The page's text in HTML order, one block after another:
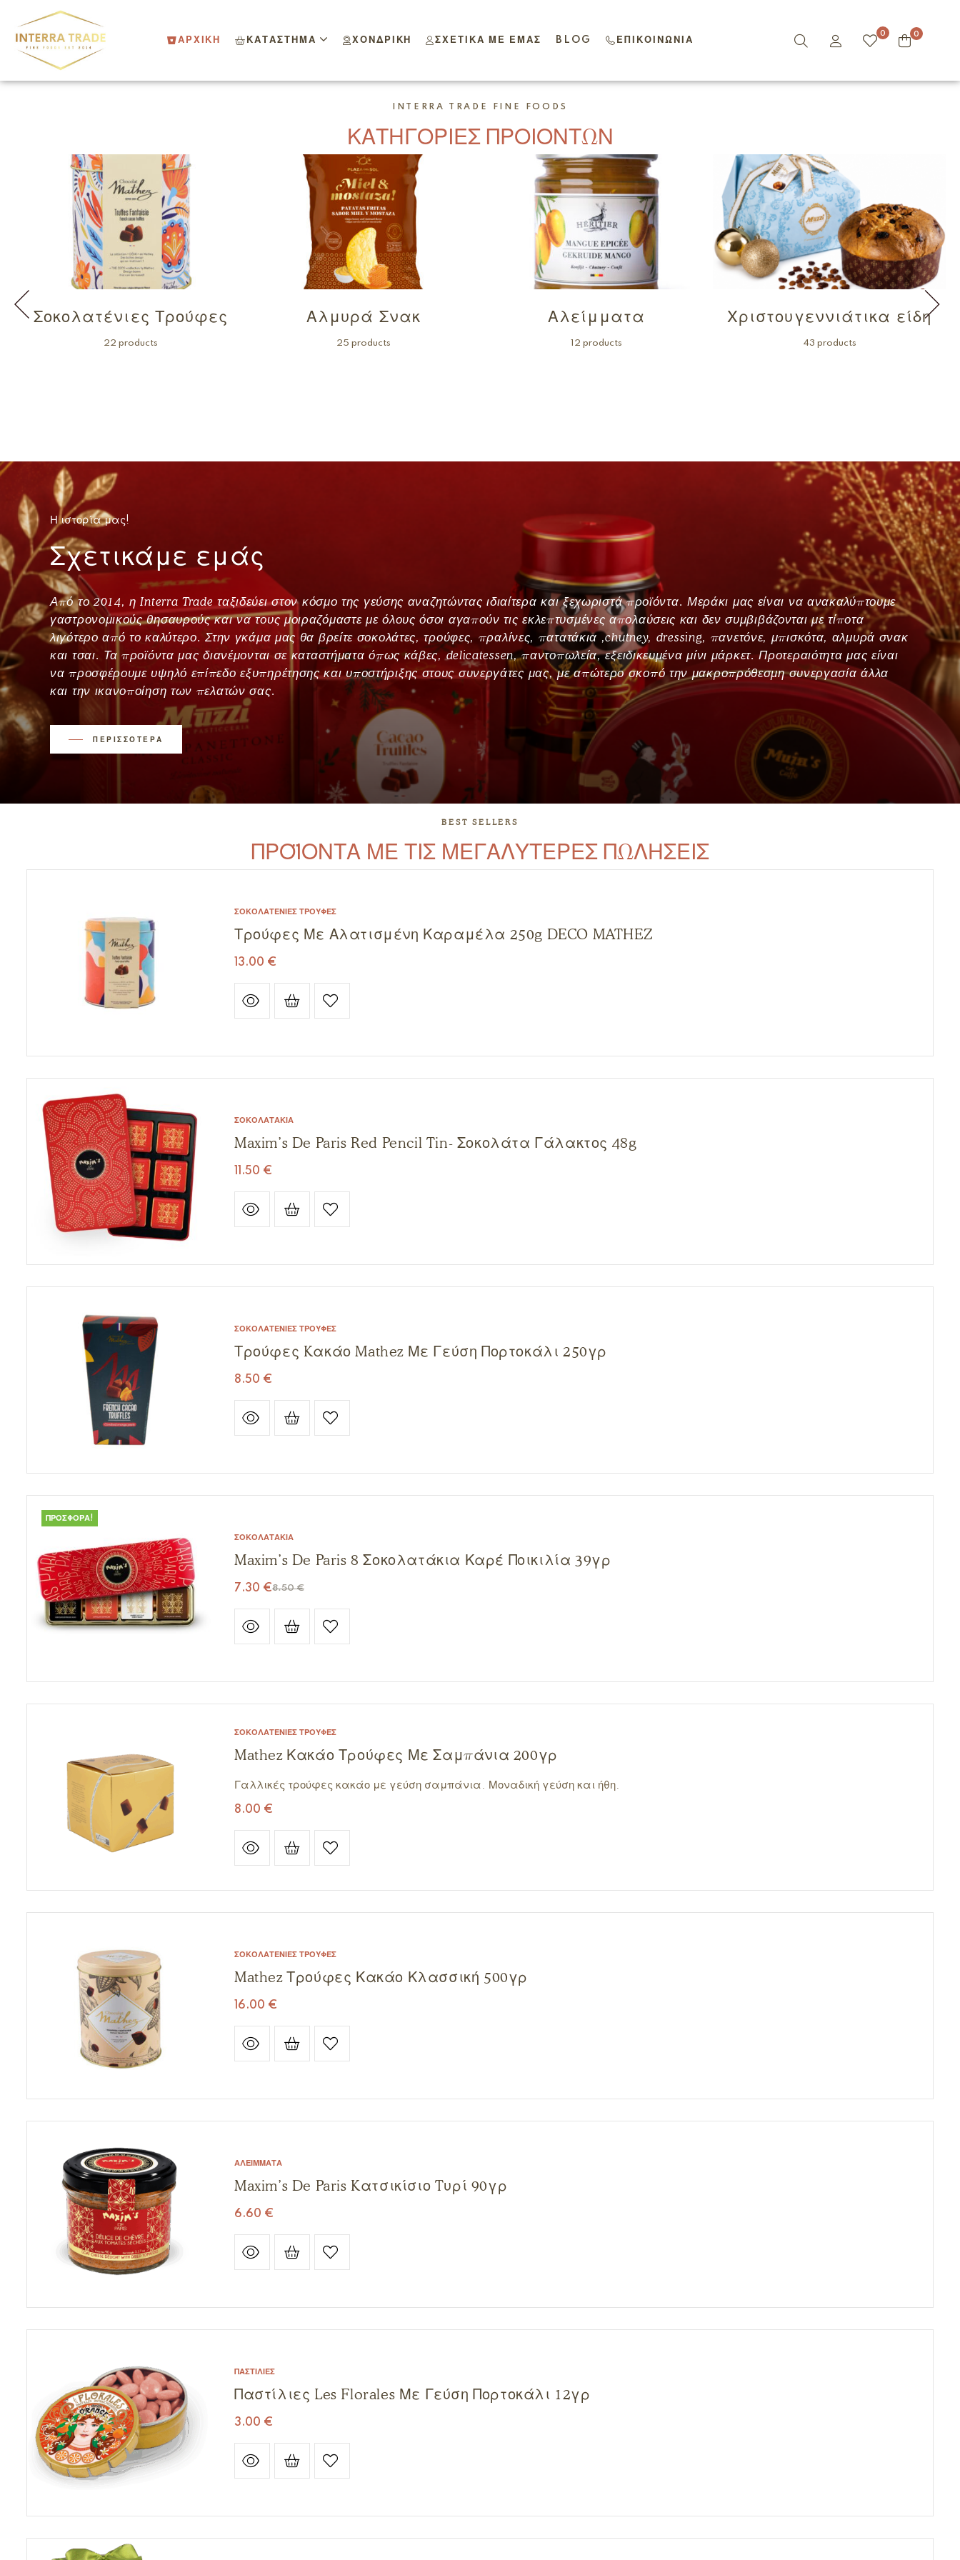
ΑΡΧΙΚΗ ΚΑΤΑΣΤΗΜΑ ΧΟΝΔΡΙΚΉ ΣΧΕΤΙΚΆ ΜΕ ΕΜΆΣ BLOG ΕΠΙΚΟΙΝΩΝΊΑ
0 0
INTERRA TRADE FINE FOODS
ΚΑΤΗΓΟΡΙΕΣ ΠΡΟΙΟΝΤΩΝ
Σοκολατένιες Τρούφες
22 products
Αλμυρά Σνακ
25 products
Αλείμματα
12 products
Χριστουγεννιάτικα είδη
43 products
Η ιστορία μας!
Σχετικάμε εμάς
Από το 2014, η Interra Trade ταξιδεύει στον κόσμο της γεύσης αναζητώντας ιδιαίτερα και ξεχωριστά προϊόντα. Μεράκι μας είναι να ανακαλύπτουμε
γαστρονομικούς θησαυρούς και να τους μοιραζόμαστε με όλους όσοι αγαπούν τις εκλεπτυσμένες απολαύσεις και δεν συμβιβάζονται με τίποτα
λιγότερο από το καλύτερο. Στην γκάμα μας θα βρείτε σοκολάτες, τρούφες, πραλίνες, πατατάκια ,chutney, dressing, πανετόνε, μπισκότα, αλμυρά σνακ
και τσαι. Τα προϊόντα μας διανέμονται σε καταστήματα όπως κάβες, delicatessen, παντοπωλεία, εξειδικευμένα μίνι μάρκετ. Προτεραιότητα μας είναι
να προσφέρουμε υψηλό επίπεδο εξυπηρέτησης και υποστήριξης στους συνεργάτες μας, με απώτερο σκοπό την μακροπρόθεσμη συνεργασία άλλα
και την ικανοποίηση των πελατών σας.
ΠΕΡΙΣΣΟΤΕΡΑ
BEST SELLERS
ΠΡΟΪΟΝΤΑ ΜΕ ΤΙΣ ΜΕΓΑΛΥΤΕΡΕΣ ΠΩΛΗΣΕΙΣ
ΣΟΚΟΛΑΤΈΝΙΕΣ ΤΡΟΎΦΕΣ
Τρούφες Με Αλατισμένη Καραμέλα 250g DECO MATHEZ
13.00 €
ΣΟΚΟΛΑΤΆΚΙΑ
Maxim’s De Paris Red Pencil Tin- Σοκολάτα Γάλακτος 48g
11.50 €
ΣΟΚΟΛΑΤΈΝΙΕΣ ΤΡΟΎΦΕΣ
Τρούφες Kακάο Mathez Με Γεύση Πορτοκάλι 250γρ
8.50 €
ΠΡΟΣΦΟΡΆ!
ΣΟΚΟΛΑΤΆΚΙΑ
Maxim’s De Paris 8 Σοκολατάκια Καρέ Ποικιλία 39γρ
8.50€
7.30 €
ΣΟΚΟΛΑΤΈΝΙΕΣ ΤΡΟΎΦΕΣ
Mathez Κακάο Τρούφες Με Σαμπάνια 200γρ
Γαλλικές τρούφες κακάο με γεύση σαμπάνια. Μοναδική γεύση και ήθη.
8.00 €
ΣΟΚΟΛΑΤΈΝΙΕΣ ΤΡΟΎΦΕΣ
Mathez Τρούφες Κακάο Κλασσική 500γρ
16.00 €
ΑΛΕΊΜΜΑΤΑ
Maxim’s De Paris Kατσικίσιο Tυρί 90γρ
6.60 €
ΠΑΣΤΊΛΙΕΣ
Παστίλιες Les Florales Με Γεύση Πορτοκάλι 12γρ
3.00 €